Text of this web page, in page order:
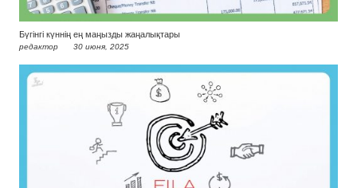
Бүгінгі күннің ең маңызды жаңалықтары
редактор 30 июня, 2025